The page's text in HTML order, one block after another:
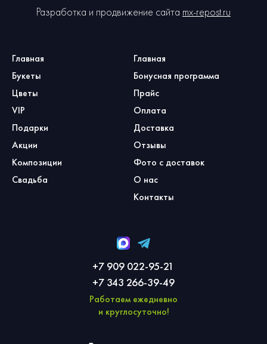
Главная
Букеты
Цветы
VIP
Подарки
Акции
Композиции
Свадьба
Главная
Бонусная программа
Прайс
Оплата
Доставка
Отзывы
Фото с доставок
О нас
Контакты
Разработка и продвижение сайта mx-repost.ru
+7 909 022-95-21
+7 343 266-39-49
Работаем ежедневно
и круглосуточно!